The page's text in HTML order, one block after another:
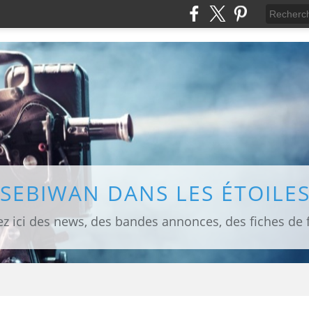
SEBIWAN DANS LES ÉTOILES